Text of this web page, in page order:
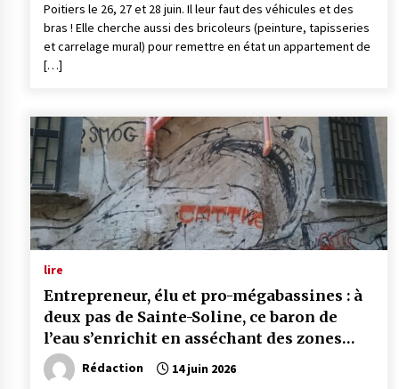
Poitiers le 26, 27 et 28 juin. Il leur faut des véhicules et des
bras ! Elle cherche aussi des bricoleurs (peinture, tapisseries
et carrelage mural) pour remettre en état un appartement de
[…]
lire
Entrepreneur, élu et pro-mégabassines : à
deux pas de Sainte-Soline, ce baron de
l’eau s’enrichit en asséchant des zones
humidesRédaction 14 juin 2026